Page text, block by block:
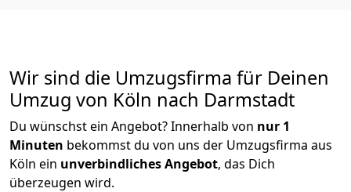
Wir sind die Umzugsfirma für Deinen
Umzug von Köln nach Darmstadt
Du wünschst ein Angebot? Innerhalb von nur 1
Minuten bekommst du von uns der Umzugsfirma aus
Köln ein unverbindliches Angebot, das Dich
überzeugen wird.